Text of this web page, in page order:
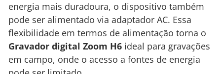
energia mais duradoura, o dispositivo também
pode ser alimentado via adaptador AC. Essa
flexibilidade em termos de alimentação torna o
Gravador digital Zoom H6 ideal para gravações
em campo, onde o acesso a fontes de energia